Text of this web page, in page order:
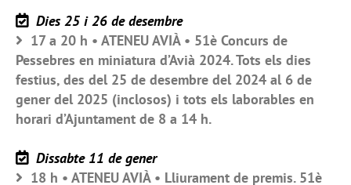
Dies 25 i 26 de desembre
17 a 20 h • ATENEU AVIÀ • 51è Concurs de
Pessebres en miniatura d’Avià 2024. Tots els dies
festius, des del 25 de desembre del 2024 al 6 de
gener del 2025 (inclosos) i tots els laborables en
horari d’Ajuntament de 8 a 14 h.
Dissabte 11 de gener
18 h • ATENEU AVIÀ • Lliurament de premis. 51è